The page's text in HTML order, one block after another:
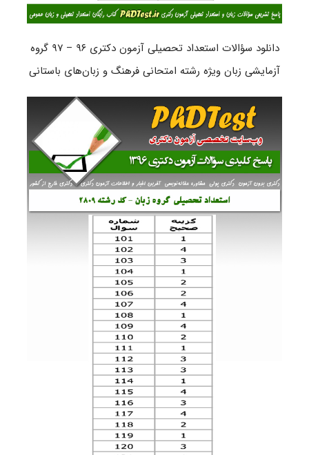
دانلود سؤالات استعداد تحصیلی آزمون دکتری ۹۶ – ۹۷ گروه
آزمایشی زبان ویژه رشته امتحانی فرهنگ و زبان‌های باستانی